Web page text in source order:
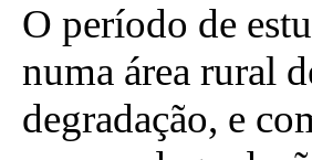
O período de
numa área rural
degradação, e